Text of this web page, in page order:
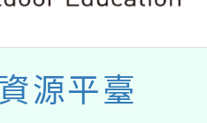
源平臺